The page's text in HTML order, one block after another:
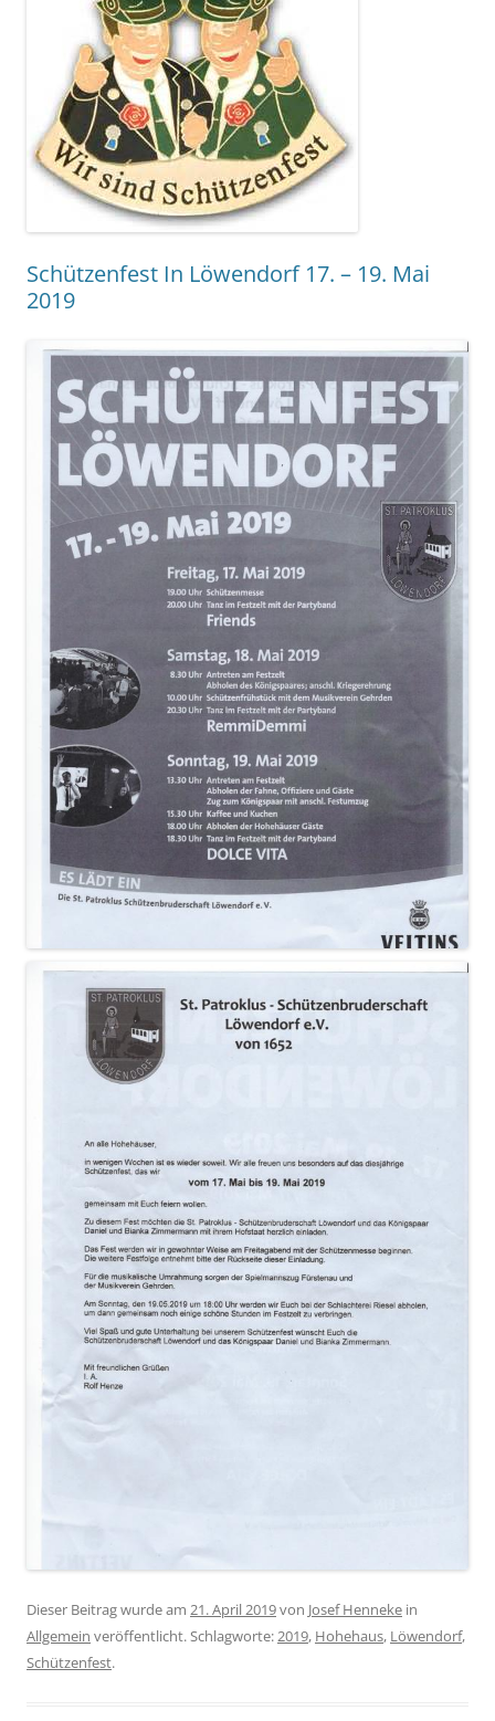
Schützenfest In Löwendorf 17. – 19. Mai
2019
Dieser Beitrag wurde am 21. April 2019von Josef Henneke in
Allgemein veröffentlicht. Schlagworte:2019, Hohehaus, Löwendorf,
Schützenfest.